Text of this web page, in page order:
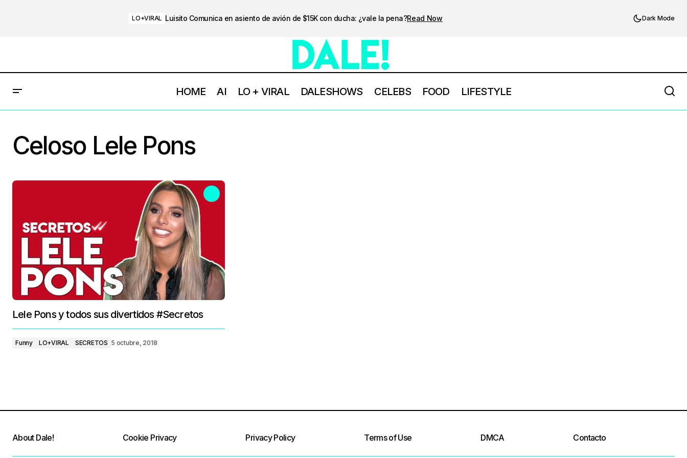
LO+VIRAL Luisito Comunica en asiento de avión de $15K con ducha: ¿vale la pena?Read Now Dark Mode
HOME AI LO + VIRAL DALESHOWS CELEBS FOOD LIFESTYLE
Celoso Lele Pons
Lele Pons y todos sus divertidos #Secretos
Funny LO+VIRAL SECRETOS 5 octubre, 2018
About Dale! Cookie Privacy Privacy Policy Terms of Use DMCA Contacto